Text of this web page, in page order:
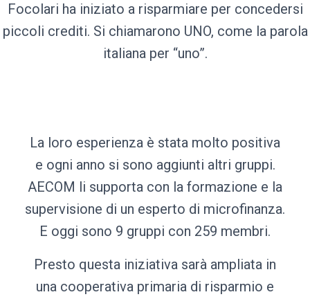
Focolari ha iniziato a risparmiare per concedersi
piccoli crediti. Si chiamarono UNO, come la parola
italiana per “uno”.
La loro esperienza è stata molto positiva
e ogni anno si sono aggiunti altri gruppi.
AECOM li supporta con la formazione e la
supervisione di un esperto di microfinanza.
E oggi sono 9 gruppi con 259 membri.
Presto questa iniziativa sarà ampliata in
una cooperativa primaria di risparmio e